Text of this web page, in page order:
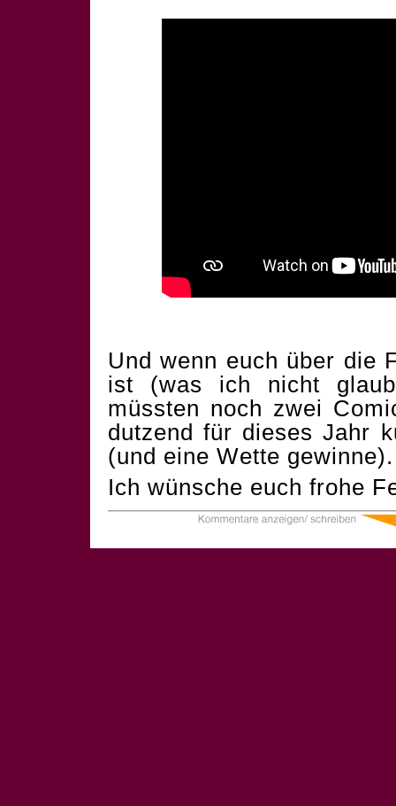
Und wenn euch über die
ist (was ich nicht
müssten noch zwei
dutzend für dieses Jahr
(und eine Wette
Ich wünsche euch frohe